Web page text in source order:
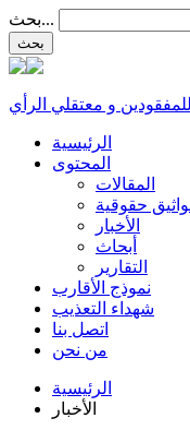
بحث...
و معتقلي الرأي
الرئيسية
المحتوى
المقالات
حقوقية
الأخبار
أبحاث
التقارير
نموذج الأقارب
شهداء التعذيب
اتصل بنا
من نحن
الرئيسية
الأخبار